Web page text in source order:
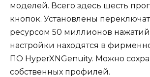
моделей. Всего здесь шесть
кнопок. Установлены
ресурсом 50 миллионов
настройки находятся в
ПО HyperXNGenuity. Можно
собственных профилей.